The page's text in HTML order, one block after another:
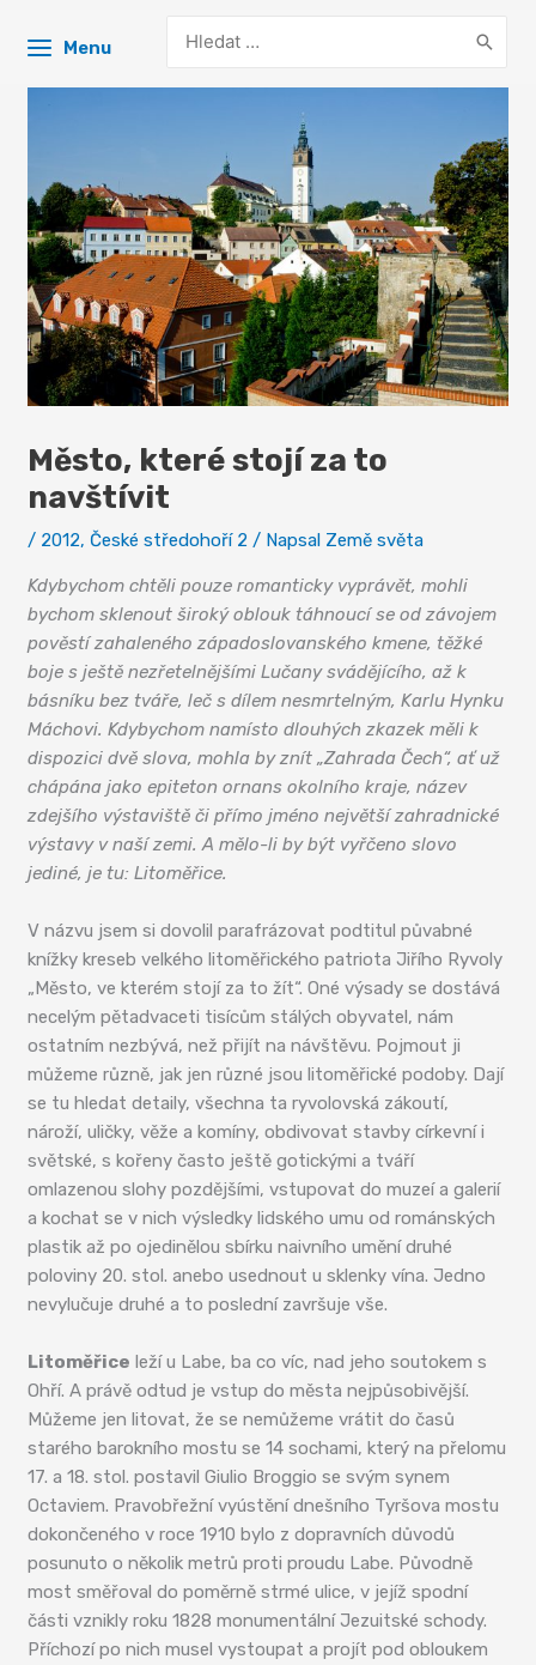
Menu
for:
Město, které stojí za to
navštívit
/ 2012, České středohoří 2 / Napsal Země světa
Kdybychom chtěli pouze romanticky vyprávět, mohli
bychom sklenout široký oblouk táhnoucí se od závojem
pověstí zahaleného západoslovanského kmene, těžké
boje s ještě nezřetelnějšími Lučany svádějícího, až k
básníku bez tváře, leč s dílem nesmrtelným, Karlu Hynku
Máchovi. Kdybychom namísto dlouhých zkazek měli k
dispozici dvě slova, mohla by znít „Zahrada Čech“, ať už
chápána jako epiteton ornans okolního kraje, název
zdejšího výstaviště či přímo jméno největší zahradnické
výstavy v naší zemi. A mělo-li by být vyřčeno slovo
jediné, je tu: Litoměřice.
V názvu jsem si dovolil parafrázovat podtitul půvabné
knížky kreseb velkého litoměřického patriota Jiřího Ryvoly
„Město, ve kterém stojí za to žít“. Oné výsady se dostává
necelým pětadvaceti tisícům stálých obyvatel, nám
ostatním nezbývá, než přijít na návštěvu. Pojmout ji
můžeme různě, jak jen různé jsou litoměřické podoby. Dají
se tu hledat detaily, všechna ta ryvolovská zákoutí,
nároží, uličky, věže a komíny, obdivovat stavby církevní i
světské, s kořeny často ještě gotickými a tváří
omlazenou slohy pozdějšími, vstupovat do muzeí a galerií
a kochat se v nich výsledky lidského umu od románských
plastik až po ojedinělou sbírku naivního umění druhé
poloviny 20. stol. anebo usednout u sklenky vína. Jedno
nevylučuje druhé a to poslední završuje vše.
Litoměřice leží u Labe, ba co víc, nad jeho soutokem s
Ohří. A právě odtud je vstup do města nejpůsobivější.
Můžeme jen litovat, že se nemůžeme vrátit do časů
starého barokního mostu se 14 sochami, který na přelomu
17. a 18. stol. postavil Giulio Broggio se svým synem
Octaviem. Pravobřežní vyústění dnešního Tyršova mostu
dokončeného v roce 1910 bylo z dopravních důvodů
posunuto o několik metrů proti proudu Labe. Původně
most směřoval do poměrně strmé ulice, v jejíž spodní
části vznikly roku 1828 monumentální Jezuitské schody.
Příchozí po nich musel vystoupat a projít pod obloukem